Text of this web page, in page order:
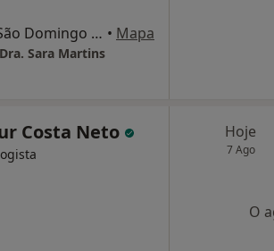
Circunvalação do Alto de São Domingo 30 RC, Paços de Ferreira • Mapa
Sara Martins
Costa Neto Hoje
7 Ago
O